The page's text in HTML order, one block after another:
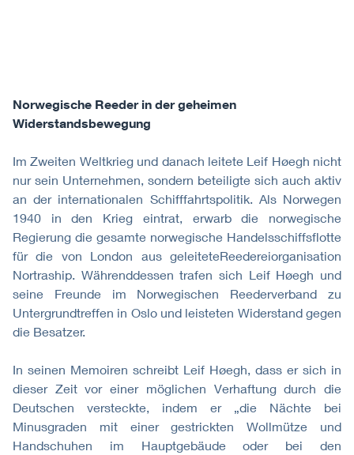
Norwegische Reeder in der geheimen
Widerstandsbewegung
Im Zweiten Weltkrieg und danach leitete Leif Høegh nicht
nur sein Unternehmen, sondern beteiligte sich auch aktiv
an der internationalen Schifffahrtspolitik. Als Norwegen
1940 in den Krieg eintrat, erwarb die norwegische
Regierung die gesamte norwegische Handelsschiffsflotte
für die von London aus geleiteteReedereiorganisation
Nortraship. Währenddessen trafen sich Leif Høegh und
seine Freunde im Norwegischen Reederverband zu
Untergrundtreffen in Oslo und leisteten Widerstand gegen
die Besatzer.
In seinen Memoiren schreibt Leif Høegh, dass er sich in
dieser Zeit vor einer möglichen Verhaftung durch die
Deutschen versteckte, indem er „die Nächte bei
Minusgraden mit einer gestrickten Wollmütze und
Handschuhen im Hauptgebäude oder bei den